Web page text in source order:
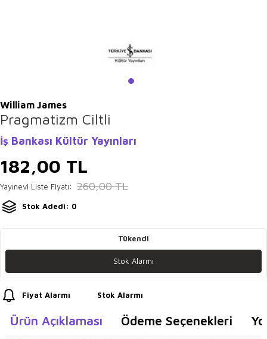
William James
Pragmatizm Ciltli
İş Bankası Kültür Yayınları
182,00 TL
Yayınevi Liste Fiyatı: 260,00TL
Stok Adedi: 0
Tükendi
Stok Alarmı
Fiyat Alarmı Stok Alarmı
Ürün Açıklaması Ödeme Seçenekleri